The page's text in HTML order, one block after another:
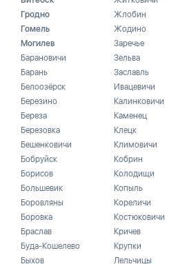
Гродно
Гомель
Могилев
Барановичи
Барань
Белоозёрск
Березино
Береза
Березовка
Бешенковичи
Бобруйск
Борисов
Большевик
Боровляны
Боровка
Браслав
Буда-Кошелево
Быхов
Жлобин
Жодино
Заречье
Зельва
Заславль
Ивацевичи
Калинковичи
Каменец
Клецк
Климовичи
Кобрин
Колодищи
Копыль
Кореличи
Костюковичи
Кричев
Крупки
Лельчицы